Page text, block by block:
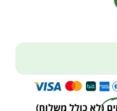
(לא כולל משלוח)